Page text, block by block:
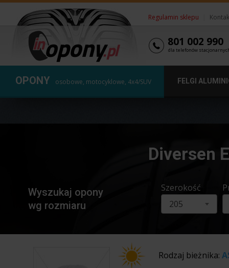
Regulamin sklepu
801 002 990
dla telefonów
OPONY osobowe, motocyklowe, 4x4/SUV FELGI
Diversen
Wyszukaj opony
wg rozmiaru
Szerokość
205
Rodzaj bieżnika: